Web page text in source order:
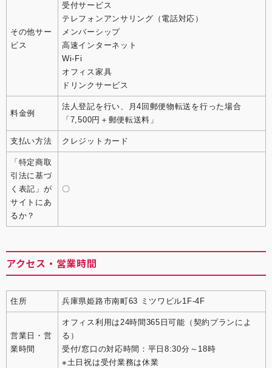
その他サー
ビス
受付サービス
テレフォンアンサリング（電話対応）
メンバーシップ
高速インターネット
Wi-Fi
オフィス家具
ドリンクサービス
料金例
法人登記を行い、月4回郵便物転送を行った場合
「7,500円＋郵便転送料」
支払い方法 クレジットカード
「特定商取
引法に基づ
く表記」が
サイトにあ
るか？
〇
アクセス・営業時間
住所 兵庫県姫路市南町63 ミツワビル1F-4F
営業日・営
業時間
オフィス利用は24時間365日可能（契約プランによ
る）
受付/窓口の対応時間：平日8:30分～18時
※土日祝は受付業務は休業